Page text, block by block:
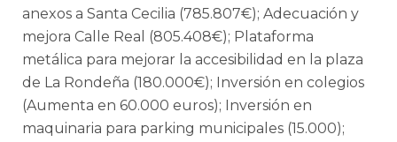
anexos a Santa Cecilia (785.807€); Adecuación y
mejora Calle Real (805.408€); Plataforma
metálica para mejorar la accesibilidad en la plaza
de La Rondeña (180.000€); Inversión en colegios
(Aumenta en 60.000 euros); Inversión en
maquinaria para parking municipales (15.000);